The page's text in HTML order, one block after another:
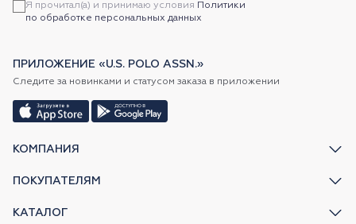
КОМПАНИЯ
ПОКУПАТЕЛЯМ
КАТАЛОГ
Я прочитал(а) и принимаю условия Политики
по обработке персональных данных
ПРИЛОЖЕНИЕ «U.S. POLO ASSN.»
Следите за новинками и статусом заказа в приложении